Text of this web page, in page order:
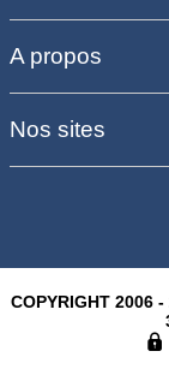
A propos
Nos sites
COPYRIGHT 2006